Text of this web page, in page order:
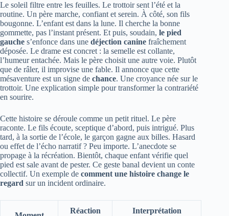
Le soleil filtre entre les feuilles. Le trottoir sent l’été et la
routine. Un père marche, confiant et serein. À côté, son fils
bougonne. L’enfant est dans la lune. Il cherche la bonne
gommette, pas l’instant présent. Et puis, soudain, le pied
gauche s’enfonce dans une déjection canine fraîchement
déposée. Le drame est concret : la semelle est collante,
l’humeur entachée. Mais le père choisit une autre voie. Plutôt
que de râler, il improvise une fable. Il annonce que cette
mésaventure est un signe de chance. Une croyance née sur le
trottoir. Une explication simple pour transformer la contrariété
en sourire.
Cette histoire se déroule comme un petit rituel. Le père
raconte. Le fils écoute, sceptique d’abord, puis intrigué. Plus
tard, à la sortie de l’école, le garçon gagne aux billes. Hasard
ou effet de l’écho narratif ? Peu importe. L’anecdote se
propage à la récréation. Bientôt, chaque enfant vérifie quel
pied est sale avant de pester. Ce geste banal devient un conte
collectif. Un exemple de comment une histoire change le
regard sur un incident ordinaire.
Réaction
Interprétation